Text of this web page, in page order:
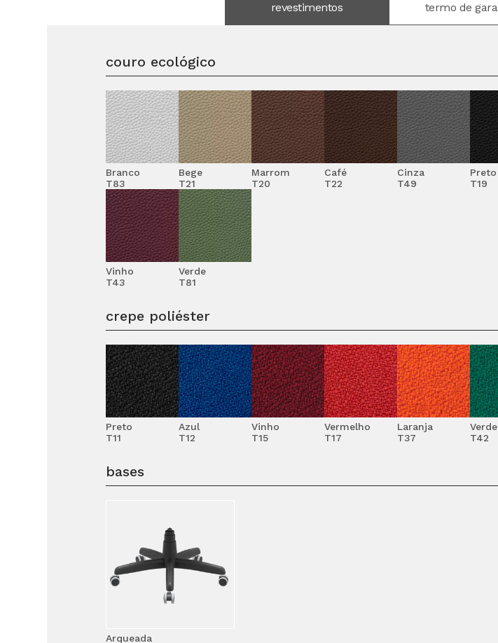
revestimentos termo de
couro ecológico
Branco
T83
Bege
T21
Marrom
T20
Café
T22
Cinza
T49
Preto
T19
Vinho
T43
Verde
T81
crepe poliéster
Preto
T11
Azul
T12
Vinho
T15
Vermelho
T17
Laranja
T37
Verde
T42
bases
Arqueada